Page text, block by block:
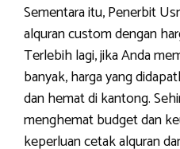
Sementara itu, Penerbit
alquran custom dengan
Terlebih lagi, jika Anda
banyak, harga yang
dan hemat di kantong.
menghemat budget dan
keperluan cetak alquran